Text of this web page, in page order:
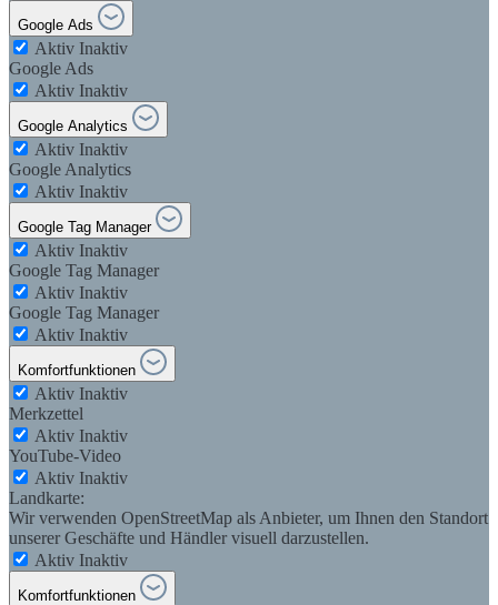
Google Ads
Aktiv Inaktiv
Google Ads
Aktiv Inaktiv
Google Analytics
Aktiv Inaktiv
Google Analytics
Aktiv Inaktiv
Google Tag Manager
Aktiv Inaktiv
Google Tag Manager
Aktiv Inaktiv
Google Tag Manager
Aktiv Inaktiv
Komfortfunktionen
Aktiv Inaktiv
Merkzettel
Aktiv Inaktiv
YouTube-Video
Aktiv Inaktiv
Landkarte:
Wir verwenden OpenStreetMap als Anbieter, um Ihnen den Standort
unserer Geschäfte und Händler visuell darzustellen.
Aktiv Inaktiv
Komfortfunktionen